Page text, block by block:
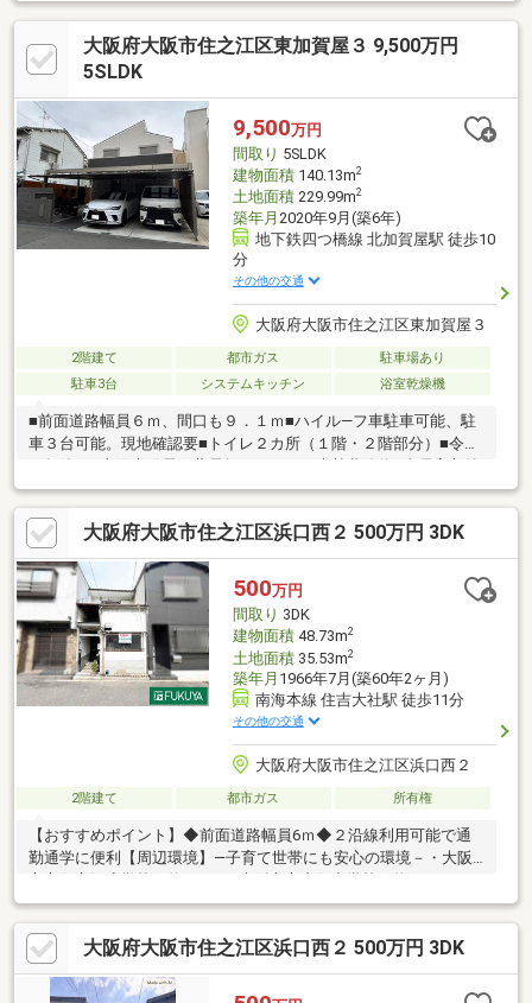
スーパーまで徒歩約6分・コンビニまで徒歩約5分・銀行まで徒歩
約7分住吉川小学校まで徒歩約8分とお子様の通いやすい距離♪公
園も近く、子育て世代の方にもおすすめ!!その他、周辺には生活に
ンや資金計画などお気軽にご相談ください！お気軽にお問合せく
ださい！
大阪府大阪市住之江区東加賀屋３ 9,500万円
5SLDK
9,500万円
間取り 5SLDK
建物面積140.13m2
土地面積229.99m2
築年月 2020年9月(築6年)
地下鉄四つ橋線 北加賀屋駅 徒歩10
分
その他の交通
大阪府大阪市住之江区東加賀屋３
2階建て 都市ガス
駐車場あり
駐車3台
システムキッチン 浴室乾燥機
■前面道路幅員６ｍ、間口も９．１ｍ■ハイル―フ車駐車可能、駐
車３台可能。現地確認要■トイレ２カ所（１階・２階部分）■令和
２年築。■太陽光発電（蓄電無し）により光熱費節約■全居室収納
付■２面バルコニー■車庫部分に外部水栓あり■スーパー・商店街
に徒歩３分■食品館アプロ加賀屋店徒歩３分■住吉公園（テニス
場、野球場、体育館、バーベキュー場等有）徒歩１１分■住之江
公園（テニス場、野球場、球技場、ドッグラン、プール等有）徒
歩１０分
大阪府大阪市住之江区浜口西２ 500万円 3DK
500万円
間取り 3DK
建物面積48.73m2
土地面積35.53m2
築年月 1966年7月(築60年2ヶ月)
南海本線 住吉大社駅 徒歩11分
その他の交通
大阪府大阪市住之江区浜口西２
2階建て 都市ガス 所有権
【おすすめポイント】◆前面道路幅員6ｍ◆２沿線利用可能で通
勤通学に便利【周辺環境】―子育て世帯にも安心の環境－・大阪
ょっとしたお買い物に便利―・ライフ加賀屋店 約750ｍ・セブン
イレブン大阪浜口東3丁目店 約420ｍ・ファミリーマート浜口西
一丁目店 約420ｍ・ウエルシア住之江東加賀屋店 約600ｍ・プ
ロマート住之江店 約450ｍ
大阪府大阪市住之江区浜口西２ 500万円 3DK